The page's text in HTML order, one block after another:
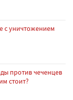
с уничтожением
против чеченцев
стоит?